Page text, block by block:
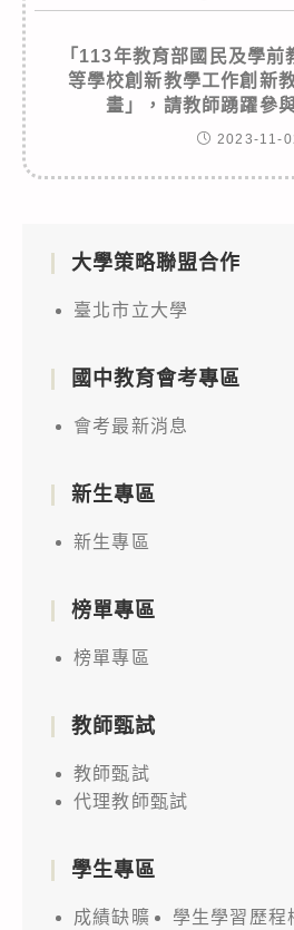
「113年教育部國民及學前
等學校創新教學工作創新
畫」，請教師踴躍參
2023-11-
大學策略聯盟合作
臺北市立大學
國中教育會考專區
會考最新消息
新生專區
新生專區
榜單專區
榜單專區
教師甄試
教師甄試
代理教師甄試
學生專區
成績缺曠
學生學習歷程